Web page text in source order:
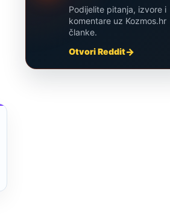
Podijelite pitanja, izvore i
komentare uz Kozmos.hr
članke.
Otvori Reddit